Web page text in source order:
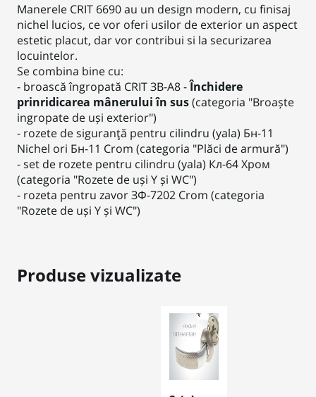
Manerele CRIT 6690 au un design modern, cu finisaj
nichel lucios, ce vor oferi usilor de exterior un aspect
estetic placut, dar vor contribui si la securizarea
locuintelor.
Se combina bine cu:
- broască îngropată CRIT ЗВ-А8 -Închidere
prinridicarea mânerului în sus(categoria "Broaște
ingropate de uși exterior")
- rozete de siguranţă pentru cilindru (yala) Бн-11
Nichel ori Бн-11 Crom (categoria "Plăci de armură")
- set de rozete pentru cilindru (yala) Кл-64 Хром
(categoria "Rozete de uși Y și WC")
- rozeta pentru zavor ЗФ-7202 Crom (categoria
"Rozete de uși Y și WC")
Produse vizualizate